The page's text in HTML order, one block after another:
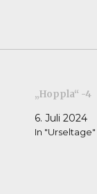
„Hoppla“ -4
6. Juli 2024
In "Urseltage"